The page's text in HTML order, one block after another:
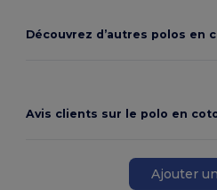
Découvrez d’autres polos en
Avis clients sur le polo en
Ajouter